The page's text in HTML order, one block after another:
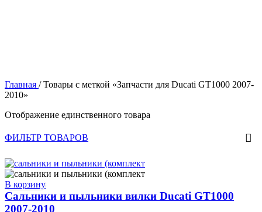
Главная / Товары с меткой «Запчасти для Ducati GT1000 2007-
2010»
Отображение единственного товара
ФИЛЬТР ТОВАРОВ
В корзину
Сальники и пыльники вилки Ducati GT1000
2007-2010